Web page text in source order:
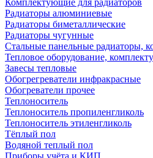
Комплектующие для радиаторов
Радиаторы алюминиевые
Радиаторы биметаллические
Радиаторы чугунные
Стальные панельные радиаторы,
Тепловое оборудование,
Завесы тепловые
Обогрегреватели инфракрасные
Обогреватели прочее
Теплоноситель
Теплоноситель пропиленгликоль
Теплоноситель этиленгликоль
Тёплый пол
Водяной теплый пол
Приборы учёта и КИП